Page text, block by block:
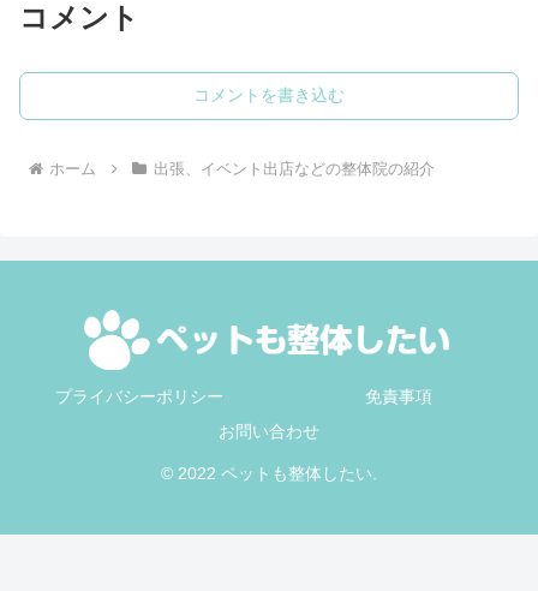
コメント
コメントを書き込む
ホーム 出張、イベント出店などの整体院の紹介
プライバシーポリシー
免責事項
お問い合わせ
© 2022 ペットも整体したい.